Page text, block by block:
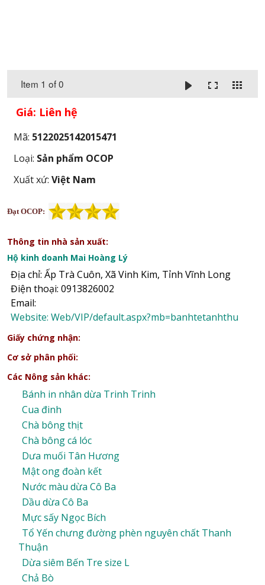
Item 1 of 0
Giá: Liên hệ
Mã: 5122025142015471
Loại: Sản phẩm OCOP
Xuất xứ: Việt Nam
Đạt OCOP:
Thông tin nhà sản xuất:
Hộ kinh doanh Mai Hoàng Lý
Địa chỉ: Ấp Trà Cuôn, Xã Vinh Kim, Tỉnh Vĩnh Long
Điện thoại: 0913826002
Email:
Website: Web/VIP/default.aspx?mb=banhtetanhthu
Giấy chứng nhận:
Cơ sở phân phối:
Các Nông sản khác:
Bánh in nhân dừa Trinh Trinh
Cua đinh
Chà bông thịt
Chà bông cá lóc
Dưa muối Tân Hương
Mật ong đoàn kết
Nước màu dừa Cô Ba
Dầu dừa Cô Ba
Mực sấy Ngọc Bích
Tổ Yến chưng đường phèn nguyên chất Thanh
Thuận
Dừa siêm Bến Tre size L
Chả Bò